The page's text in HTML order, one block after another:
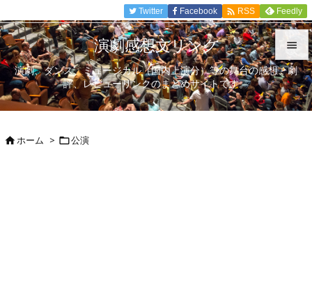


メニュ

Twitter Facebook  RSS Feedly
演劇感想文リンク
演劇、ダンス、ミュージカル（国内上演分）等の舞台の感想、劇
評、レビューリンクのまとめサイトです。
ホーム > 公演